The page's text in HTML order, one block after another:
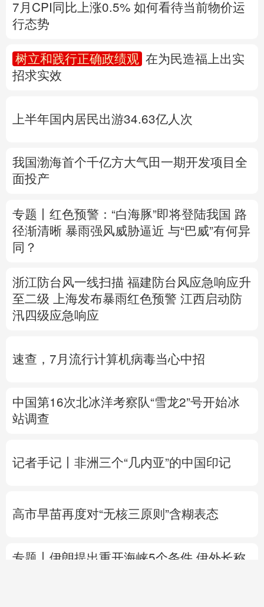
陕西
新疆 内蒙古
Русский язык 日本語 한국어
7月CPI同比上涨0.5% 如何看待当前物价运
行态势
树立和践行正确政绩观
在为民造福上出实
招求实效
上半年国内居民出游34.63亿人次
我国渤海首个千亿方大气田一期开发项目全
面投产
专题丨 红色预警：“白海豚”即将登陆我国 路
径渐清晰 暴雨强风威胁逼近 与“巴威”有何异
同？
浙江防台风一线扫描 福建防台风应急响应升
至二级
上海发布暴雨红色预警 江西启动防
汛四级应急响应
速查，7月流行计算机病毒当心中招
中国第16次北冰洋考察队“雪龙2”号开始冰
站调查
记者手记丨非洲三个“几内亚”的中国印记
高市早苗再度对“无核三原则”含糊表态
专题丨 伊朗提出重开海峡5个条件 伊外长称